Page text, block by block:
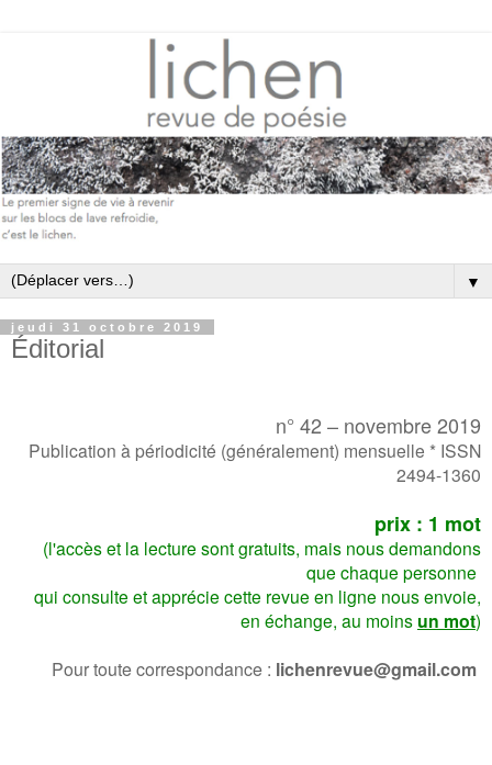
▼
jeudi 31 octobre 2019
Éditorial
n° 42 – novembre 2019
Publication à périodicité (généralement) mensuelle * ISSN
2494-1360
prix : 1 mot
(l'accès et la lecture sont gratuits, mais nous demandons
que chaque personne
qui consulte et apprécie cette revue en ligne nous envoie,
en échange, au moins un mot)
Pour toute correspondance : lichenrevue@gmail.com